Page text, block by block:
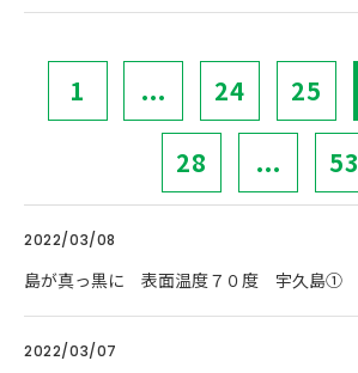
1 ... 24 25
28 ... 53
2022/03/08
島が真っ黒に 表面温度７０度 宇久島①
2022/03/07